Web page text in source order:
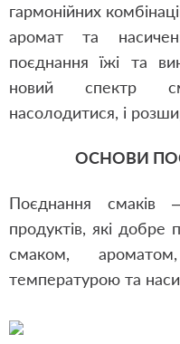
гармонійних
аромат та
поєднання їжі та
новий спектр
насолодитися, і
ОСНОВИ
Поєднання
продуктів, які добре
смаком,
температурою та